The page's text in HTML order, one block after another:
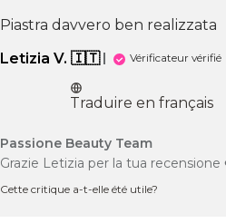
Piastra davvero ben realizzata
Letizia V. 🇮🇹
Vérificateur vérifié
Traduire en français
du
de
Passione Beauty Team
Grazie Letizia per la tua
Cette critique a-t-elle été utile?